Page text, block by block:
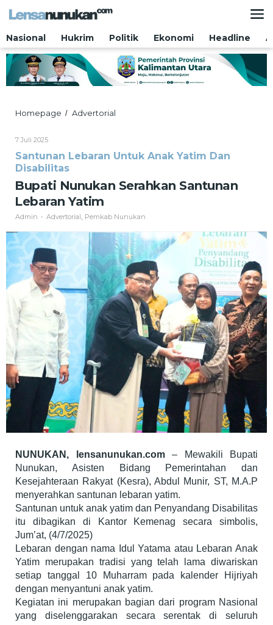
Nasional
Hukrim Politik Ekonomi Headline
Homepage / Advertorial
Lebaran
7 Juli 2025Oleh
Santunan Lebaran Untuk Anak Yatim Dan
Disabilitas
Bupati Nunukan Serahkan Santunan
Lebaran Yatim
Admin - Advertorial Pemkab Nunukan
NUNUKAN, lensanunukan.com– Mewakili Bupati
Nunukan, Asisten Bidang Pemerintahan dan
Kesejahteraan Rakyat (Kesra), Abdul Munir, ST, M.A.P
menyerahkan santunan lebaran yatim.
Santunan untuk anak yatim dan Penyandang Disabilitas
itu dibagikan di Kantor Kemenag secara simbolis,
Jum’at, (4/7/2025)
Lebaran dengan nama Idul Yatama atau Lebaran Anak
Yatim merupakan tradisi yang telah lama diwariskan
setiap tanggal 10 Muharram pada kalender Hijriyah
dengan menyantuni anak yatim.
Kegiatan ini merupakan bagian dari program Nasional
yang diselenggarakan secara serentak di seluruh